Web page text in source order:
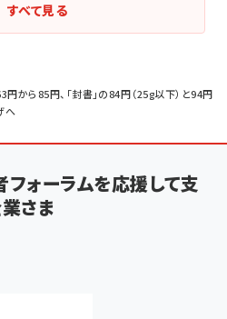
円から85円、「封書」の84円（25g以下）と94円
へ
すべて見る
フォーラムを応援して支
さま